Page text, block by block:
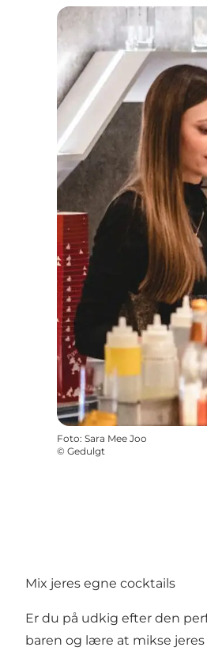
Foto: Sara Mee Joo
© Gedulgt
Mix jeres egne cocktails
Er du på udkig efter den
baren og lære at mikse